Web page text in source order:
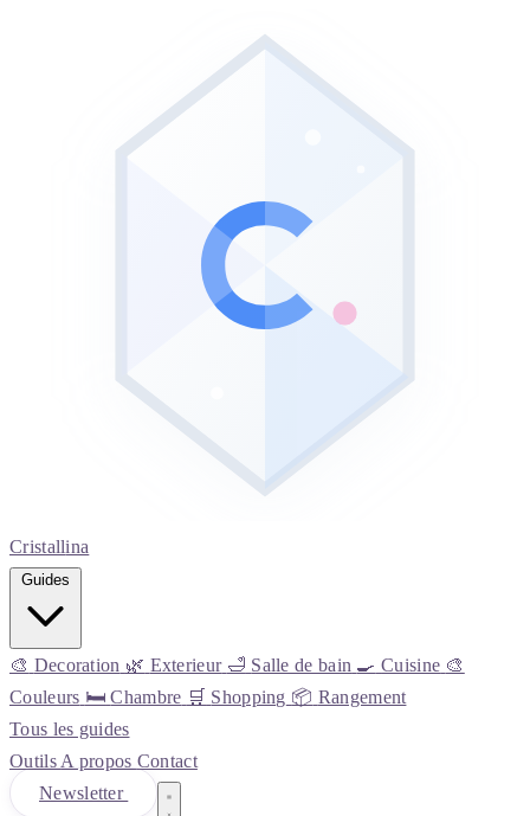
Cristallina
🎨 Decoration 🌿 Exterieur 🛁 Salle de bain 🍳 Cuisine 🎨
Couleurs 🛏️ Chambre 🛒 Shopping 📦 Rangement
Tous les guides
Outils A propos Contact
Newsletter